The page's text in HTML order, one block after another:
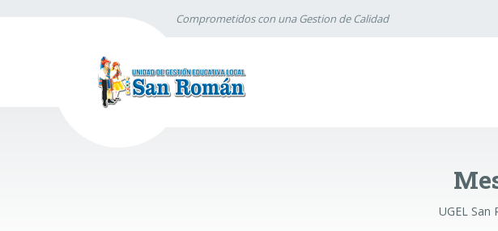
Comprometidos con una Gestion de Calidad
UGEL San